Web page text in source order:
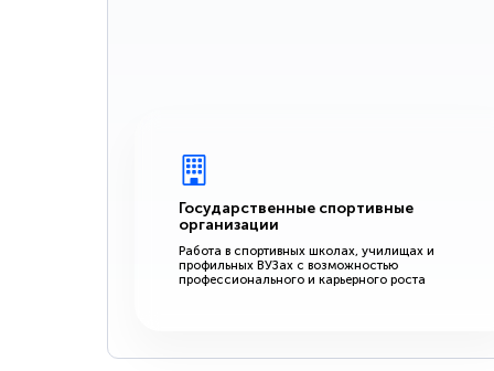
Государственные спортивные
организации
Работа в спортивных школах, училищах и
профильных ВУЗах с возможностью
профессионального и карьерного роста